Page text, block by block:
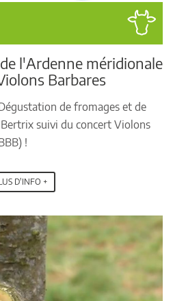
l'Ardenne méridionale
Barbares
de fromages et de
suivi du concert Violons
!
D'INFO +